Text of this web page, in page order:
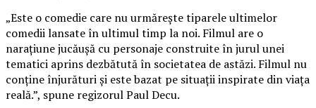
„Este o comedie care nu urmărește tiparele ultimelor
comedii lansate în ultimul timp la noi. Filmul are o
narațiune jucăușă cu personaje construite în jurul unei
tematici aprins dezbătută în societatea de astăzi. Filmul nu
conține înjurături și este bazat pe situații inspirate din viața
reală.”, spune regizorul Paul Decu.